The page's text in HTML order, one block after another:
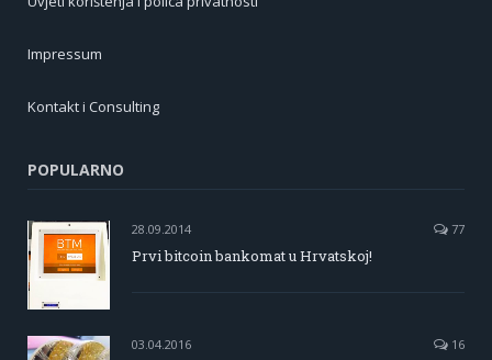
Impressum
Kontakt i Consulting
POPULARNO
28.09.2014 77
Prvi bitcoin bankomat u Hrvatskoj!
03.04.2016 16